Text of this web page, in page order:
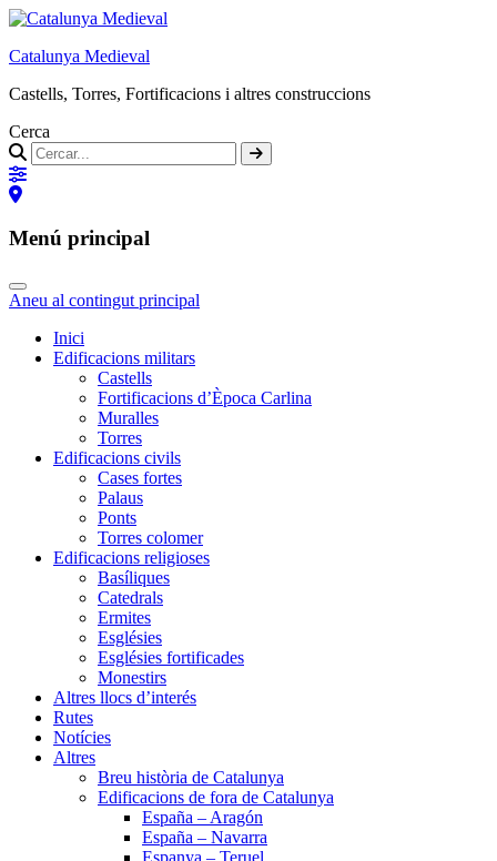
Catalunya Medieval
Castells, Torres, Fortificacions i altres construccions
Cerca
Menú principal
Aneu al contingut principal
Inici
Edificacions militars
Castells
Fortificacions d’Època Carlina
Muralles
Torres
Edificacions civils
Cases fortes
Palaus
Ponts
Torres colomer
Edificacions religioses
Basíliques
Catedrals
Ermites
Esglésies
Esglésies fortificades
Monestirs
Altres llocs d’interés
Rutes
Notícies
Altres
Breu història de Catalunya
Edificacions de fora de Catalunya
España – Aragón
España – Navarra